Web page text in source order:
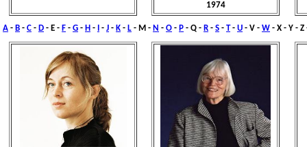
1974
A - B - C - D - E - F - G - H - - J - K - L - M - N - O - P - Q - R - S - T- U - V - W - X - Y -